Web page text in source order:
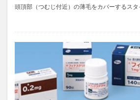
頭頂部（つむじ付近）の薄毛をカバーするス